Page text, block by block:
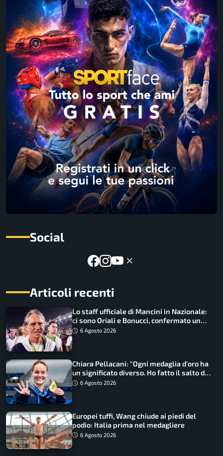
Social
Articoli recenti
Lo staff ufficiale di Mancini in Nazionale:
ci sono Oriali e Bonucci, confermato un
ritorno
6 Agosto 2026
Chiara Pellacani: “Ogni medaglia d’oro ha
un significato diverso. Ho fatto il salto di
qualità”
6 Agosto 2026
Europei tuffi, Wang chiude ai piedi del
podio: Italia prima nel medagliere
6 Agosto 2026